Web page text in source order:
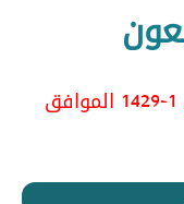
صدر هذا العدد بتاريخ 9-جمادى 1-1429 الموافق